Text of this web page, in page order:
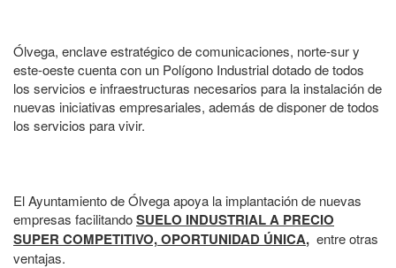
Ólvega, enclave estratégico de comunicaciones, norte-sur y
este-oeste cuenta con un Polígono Industrial dotado de todos
los servicios e infraestructuras necesarios para la instalación de
nuevas iniciativas empresariales, además de disponer de todos
los servicios para vivir.
El Ayuntamiento de Ólvega apoya la implantación de nuevas
empresas facilitandoSUELO INDUSTRIAL A PRECIO
SUPER COMPETITIVO,OPORTUNIDAD ÚNICA, entre otras
ventajas.